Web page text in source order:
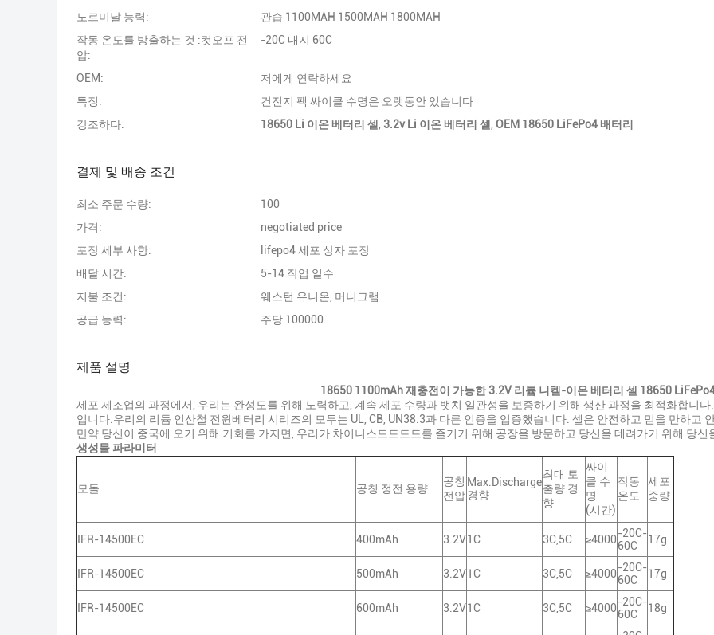
노르미날 능력:
관습 1100MAH 1500MAH 1800MAH
작동 온도를 방출하는 것 :컷오프 전
압:
-20C 내지 60C
OEM:
저에게 연락하세요
특징:
건전지 팩 싸이클 수명은 오랫동안 있습니다
강조하다:
18650 Li 이온 베터리 셀 3.2v Li 이온 베터리 셀 OEM 18650 LiFePo4 배터리
결제 및 배송 조건
최소 주문 수량:
100
가격:
negotiated price
포장 세부 사항:
lifepo4 세포 상자 포장
배달 시간:
5-14 작업 일수
지불 조건:
웨스턴 유니온, 머니그램
공급 능력:
주당 100000
제품 설명
18650 1100mAh 재충전이 가능한 3.2V 리튬 니켈-이온 베터리 셀 18650
세포 제조업의 과정에서, 우리는 완성도를 위해 노력하고, 계속 세포 수량과 뱃치 일관성을 보증하기 위해 생산 과정을 최적화합니
입니다.우리의 리듐 인산철 전원베터리 시리즈의 모두는 UL, CB, UN38.3과 다른 인증을 입증했습니다. 셀은 안전하고 믿을 만하고
만약 당신이 중국에 오기 위해 기회를 가지면, 우리가 차이니스드드드드를 즐기기 위해 공장을 방문하고 당신을 데려가기 위해 당신
생성물 파라미터
모돌 공칭 정전 용량
공칭
전압
Max.Discharge
경향
최대 토
출량 경
향
싸이
클 수
명
(시간)
작동
온도
세포
중량
IFR-14500EC 400mAh 3.2V1C 3C,5C ≥4000-20C-
60C
17g
IFR-14500EC 500mAh 3.2V1C 3C,5C ≥4000-20C-
60C
17g
IFR-14500EC 600mAh 3.2V1C 3C,5C ≥4000-20C-
60C
18g